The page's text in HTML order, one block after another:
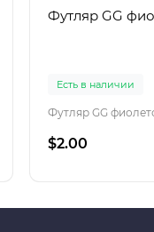
Футляр GG
Есть в наличии
Футляр GG
$2.00